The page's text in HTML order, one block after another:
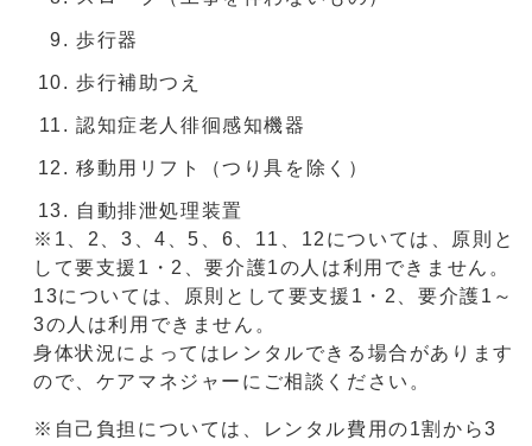
歩行器
歩行補助つえ
認知症老人徘徊感知機器
移動用リフト（つり具を除く）
自動排泄処理装置
※1、2、3、4、5、6、11、12については、原則と
して要支援1・2、要介護1の人は利用できません。
13については、原則として要支援1・2、要介護1～
3の人は利用できません。
身体状況によってはレンタルできる場合があります
ので、ケアマネジャーにご相談ください。
※自己負担については、レンタル費用の1割から3